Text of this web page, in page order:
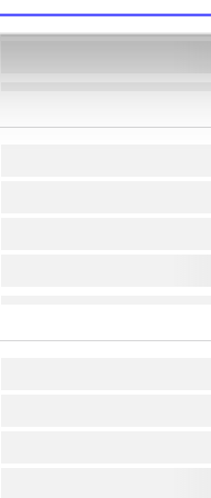
lorem ipsum
lorem ipsum
lorem ipsum
lorem ipsum